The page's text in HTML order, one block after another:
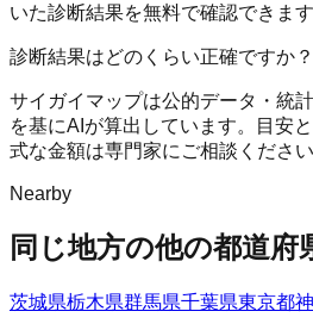
いた診断結果を無料で確認できます
診断結果はどのくらい正確ですか？
サイガイマップは公的データ・統
を基にAIが算出しています。目安
式な金額は専門家にご相談ください
Nearby
同じ地方の他の都道府
茨城県栃木県群馬県千葉県東京都